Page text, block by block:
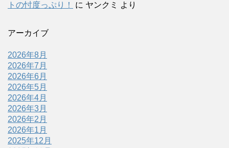
トの忖度っぷり！
に ヤンクミ より
アーカイブ
2026年8月
2026年7月
2026年6月
2026年5月
2026年4月
2026年3月
2026年2月
2026年1月
2025年12月